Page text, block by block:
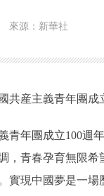
來源：新華社
産主義青年團成
年團成立100週年
，青春孕育無限
實現中國夢是一